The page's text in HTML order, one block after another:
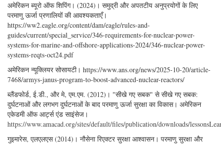
अमेरिकन ब्यूरो ऑफ शिपिंग। (2024)। समुद्री और अपतटीय अनुप्रयोगों के लिए
परमाणु ऊर्जा प्रणालियों की आवश्यकताएँ।
https://ww2.eagle.org/content/dam/eagle/rules-and-
guides/current/special_service/346-requirements-for-nuclear-power-
systems-for-marine-and-offshore-applications-2024/346-nuclear-power-
systems-reqts-oct24.pdf
अमेरिकन न्यूक्लियर सोसायटी। https://www.ans.org/news/2025-10-20/article-
7468/armys-janus-program-to-boost-advanced-nuclear-reactors/
ब्लैंडफोर्ड, ई.डी., और मे, एम.एम. (2012)। "सीखे गए सबक" से सीखे गए सबक:
दुर्घटनाओं और लगभग दुर्घटनाओं के बाद परमाणु ऊर्जा सुरक्षा का विकास। अमेरिकन
एकेडमी ऑफ आर्ट्स एंड साइंसेज।
https://www.amacad.org/sites/default/files/publication/downloads/
गुइमारेस, एलएलएस (2014)। नौसेना रिएक्टर सुरक्षा आश्वासन। परमाणु सुरक्षा और